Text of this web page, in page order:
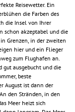
Reisewetter. Ein
die Farben des
die Insel von Ihrer
schon akzeptabel und die
Grenzen, in der zweiten
hier und ein Flieger
zum Flughafen an.
gut ausgebucht und die
beste
August ist dann der
den Stränden, in den
Meer heizt sich